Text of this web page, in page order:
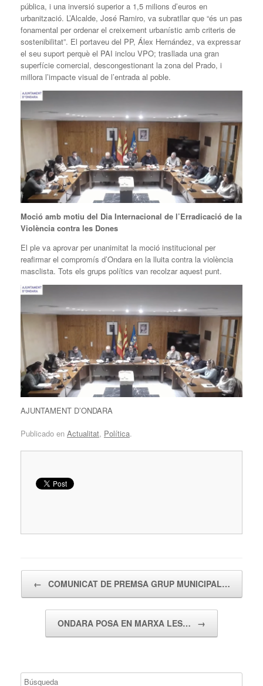
pública, i una inversió superior a 1,5 milions d’euros en
urbanització. L’Alcalde, José Ramiro, va subratllar que “és un pas
fonamental per ordenar el creixement urbanístic amb criteris de
sostenibilitat”. El portaveu del PP, Álex Hernández, va expressar
el seu suport perquè el PAI inclou VPO; trasllada una gran
superfície comercial, descongestionant la zona del Prado, i
millora l’impacte visual de l’entrada al poble.
Moció amb motiu del Dia Internacional de l’Erradicació de la
Violència contra les Dones
El ple va aprovar per unanimitat la moció institucional per
reafirmar el compromís d’Ondara en la lluita contra la violència
masclista. Tots els grups polítics van recolzar aquest punt.
AJUNTAMENT D’ONDARA
Publicado en Actualitat, Política.
← COMUNICAT DE PREMSA GRUP MUNICIPAL…
ONDARA POSA EN MARXA LES… →